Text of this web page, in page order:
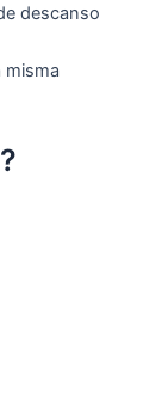
descanso
misma